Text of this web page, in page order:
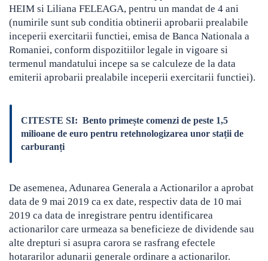
HEIM si Liliana FELEAGA, pentru un mandat de 4 ani
(numirile sunt sub conditia obtinerii aprobarii prealabile
inceperii exercitarii functiei, emisa de Banca Nationala a
Romaniei, conform dispozitiilor legale in vigoare si
termenul mandatului incepe sa se calculeze de la data
emiterii aprobarii prealabile inceperii exercitarii functiei).
CITESTE SI: Bento primește comenzi de peste 1,5
milioane de euro pentru retehnologizarea unor stații de
carburanți
De asemenea, Adunarea Generala a Actionarilor a aprobat
data de 9 mai 2019 ca ex date, respectiv data de 10 mai
2019 ca data de inregistrare pentru identificarea
actionarilor care urmeaza sa beneficieze de dividende sau
alte drepturi si asupra carora se rasfrang efectele
hotararilor adunarii generale ordinare a actionarilor.